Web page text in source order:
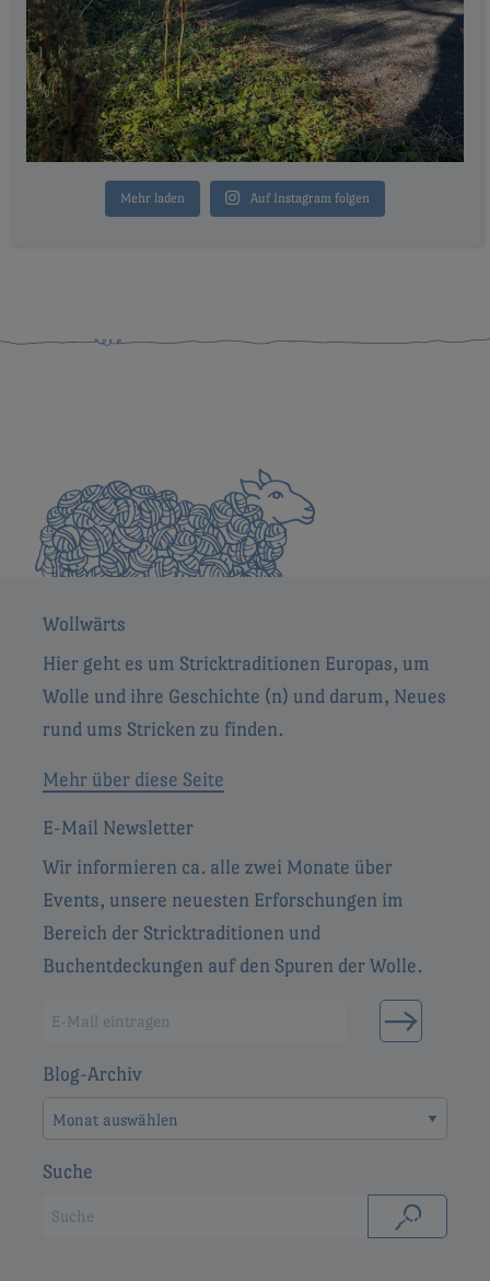
Mehr laden Auf Instagram folgen
Wollwärts
Hier geht es um Stricktraditionen Europas, um
Wolle und ihre Geschichte (n) und darum, Neues
rund ums Stricken zu finden.
Mehr über diese Seite
E-Mail Newsletter
Wir informieren ca. alle zwei Monate über
Events, unsere neuesten Erforschungen im
Bereich der Stricktraditionen und
Buchentdeckungen auf den Spuren der Wolle.
Blog-Archiv
Blog-
Suche